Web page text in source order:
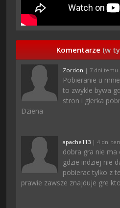
Komentarze (w
Zordon | 7 dni temu
Pobieranie u
to zwykle bywa
stron i gierka
Dziena
apache113 | 4 dni
dobra gra nie ma
gdzie indziej nie
pobierac tylko z
prawie zawsze znajduje gre